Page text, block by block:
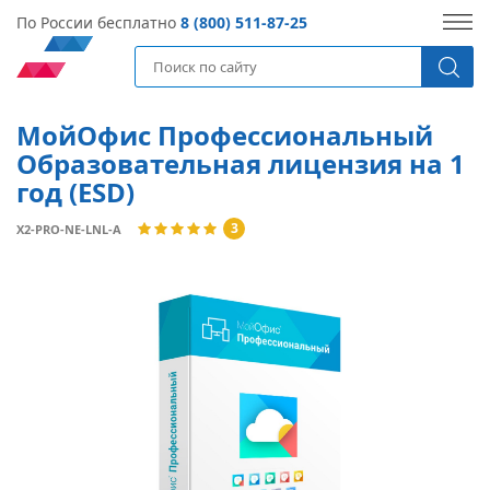
По России бесплатно 8 (800) 511-87-25
МойОфис Профессиональный
Образовательная лицензия на 1
год (ESD)
X2-PRO-NE-LNL-A 3